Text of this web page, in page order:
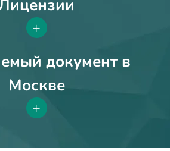
+
документ в
Москве
+